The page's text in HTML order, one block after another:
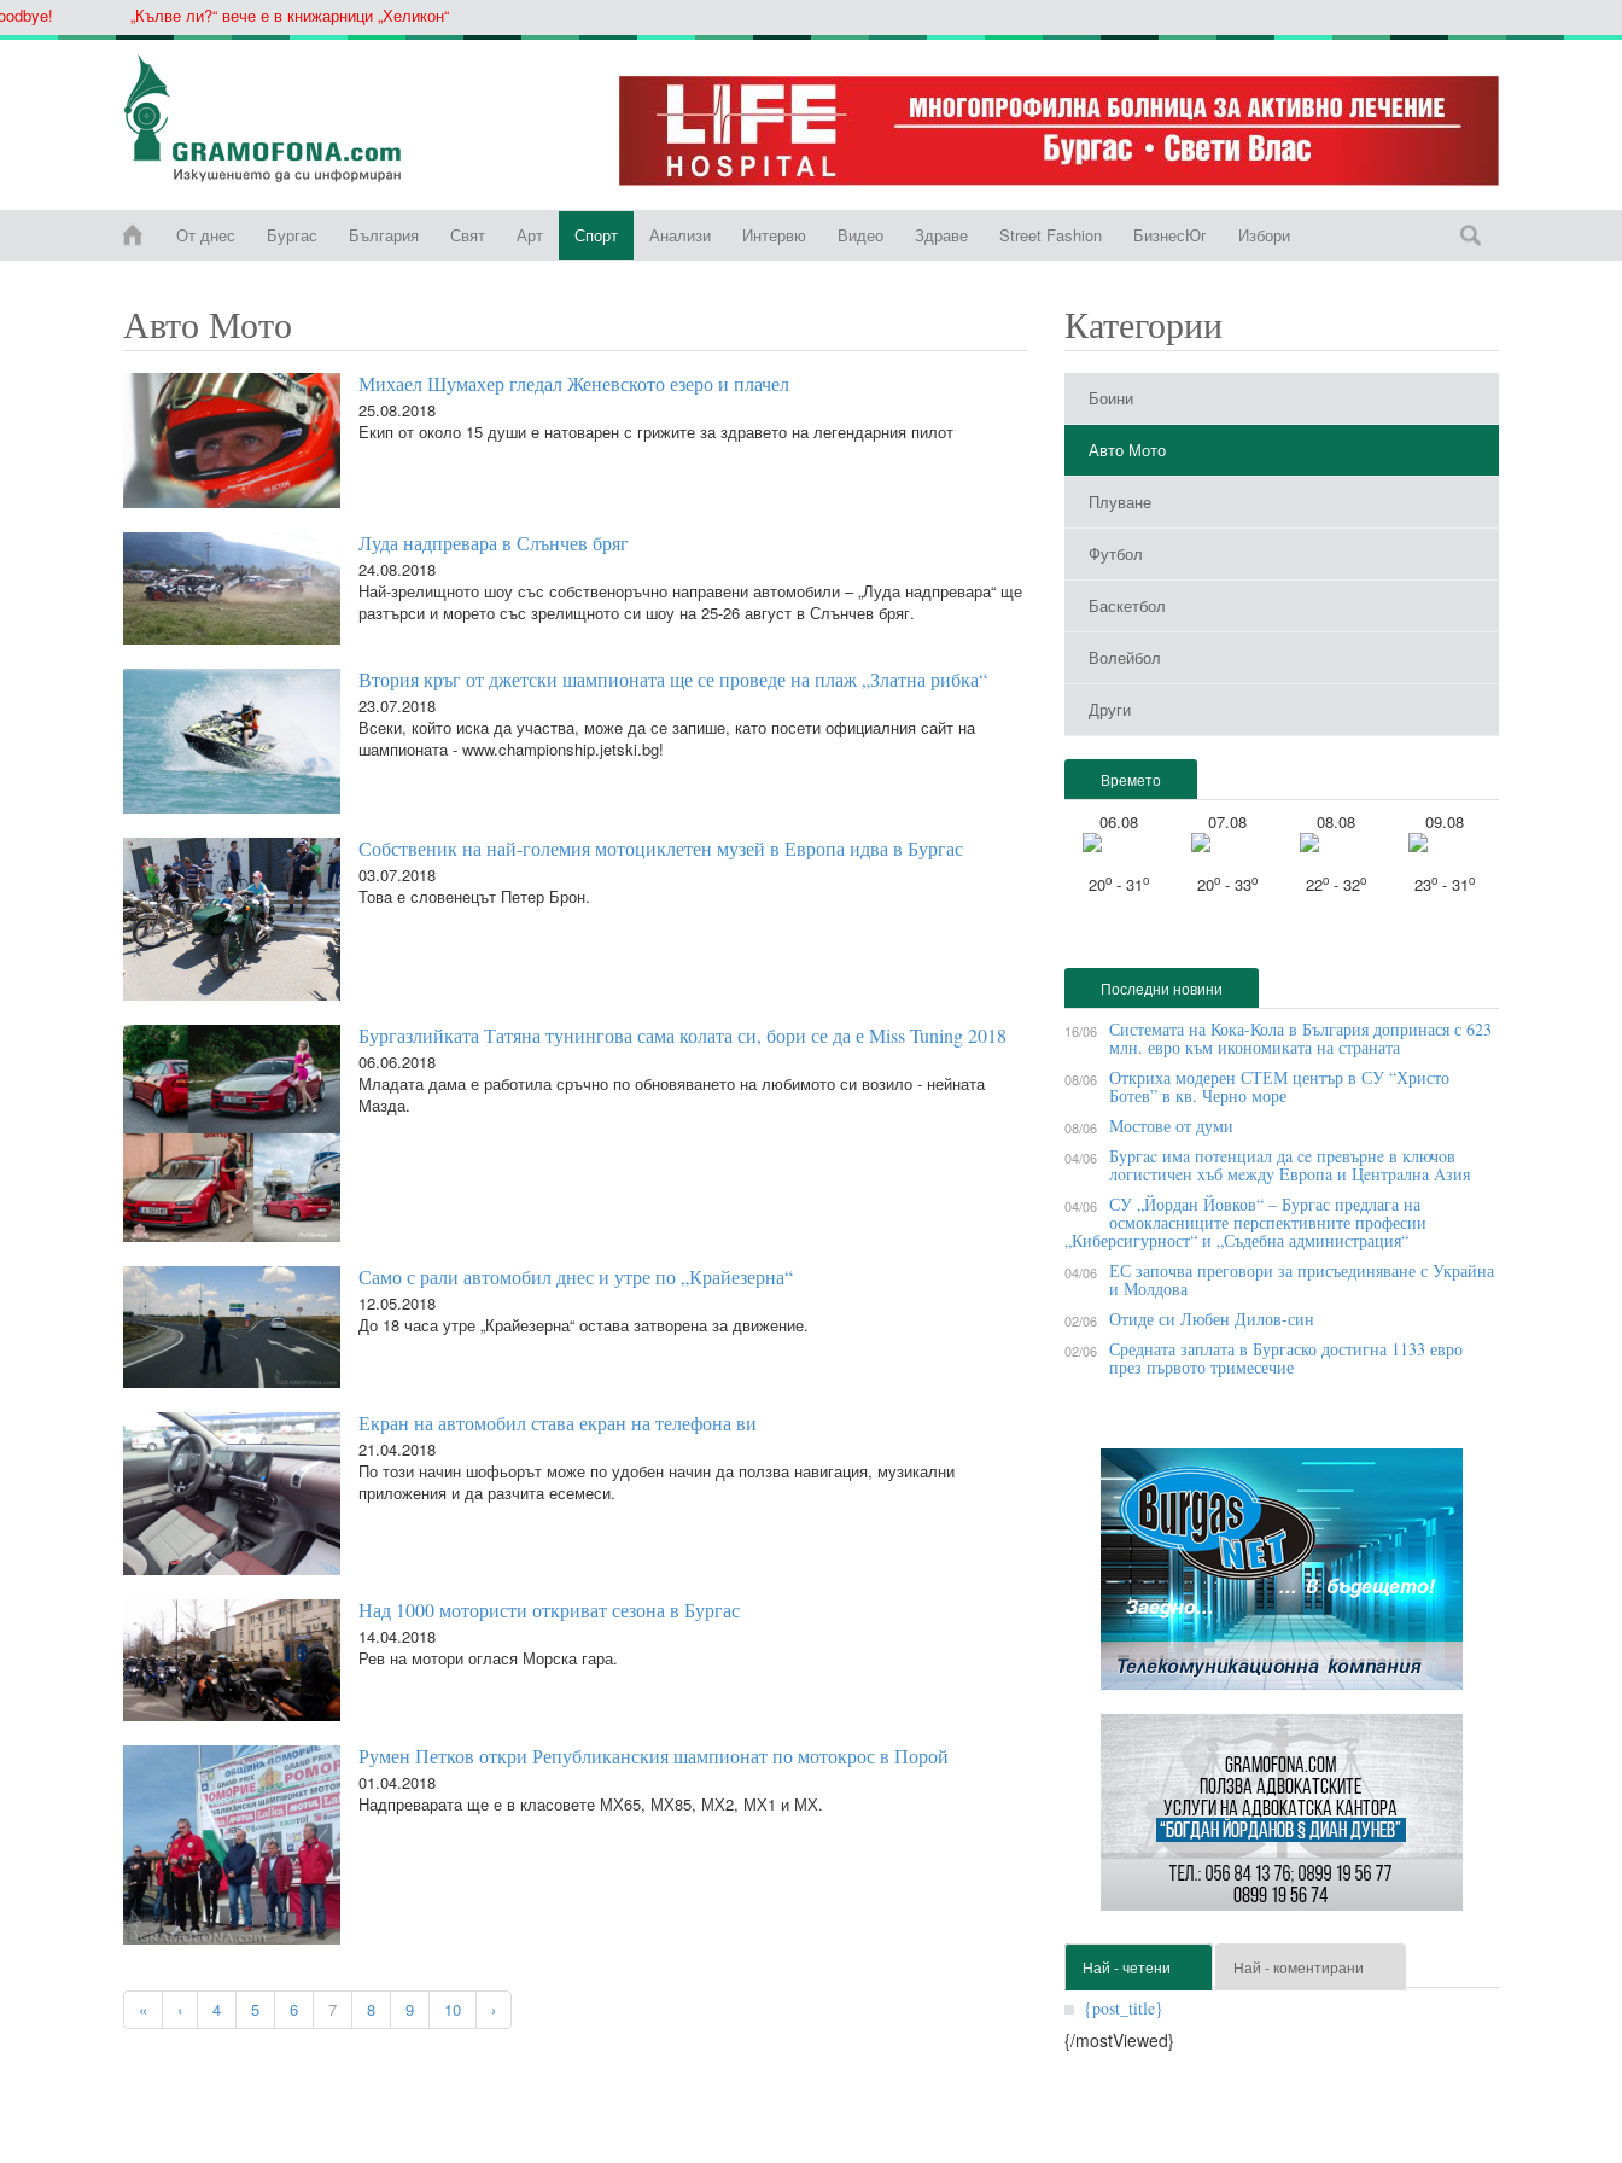
„Кълве ли?“ вече е в книжарници „Хеликон“
От днес Бургас България Свят Арт Спорт Анализи Интервю Видео Здраве Street Fashion БизнесЮг Избори
Авто Мото
Михаел Шумахер гледал Женевското езеро и плачел
25.08.2018
Eкип от около 15 души е натоварен с грижите за здравето на легендарния пилот
Луда надпревара в Слънчев бряг
24.08.2018
Най-зрелищното шоу със собственоръчно направени автомобили – „Луда надпревара“ ще
разтърси и морето със зрелищното си шоу на 25-26 август в Слънчев бряг.
Втория кръг от джетски шампионата ще се проведе на плаж „Златна рибка“
23.07.2018
Всеки, който иска да участва, може да се запише, като посети официалния сайт на
шампионата - www.championship.jetski.bg!
Собственик на най-големия мотоциклетен музей в Европа идва в Бургас
03.07.2018
Това е словенецът Петер Брон.
Бургазлийката Татяна тунингова сама колата си, бори се да е Miss Tuning 2018
06.06.2018
Младата дама е работила сръчно по обновяването на любимото си возило - нейната
Мазда.
Само с рали автомобил днес и утре по „Крайезерна“
12.05.2018
До 18 часа утре „Крайезерна“ остава затворена за движение.
Екран на автомобил става екран на телефона ви
21.04.2018
По този начин шофьорът може по удобен начин да ползва навигация, музикални
приложения и да разчита есемеси.
Над 1000 мотористи откриват сезона в Бургас
14.04.2018
Рев на мотори оглася Морска гара.
Румен Петков откри Републиканския шампионат по мотокрос в Порой
01.04.2018
Надпреварата ще е в класовете МХ65, МХ85, МХ2, МХ1 и МХ.
« ‹ 4 5 6 7 8 9 10 ›
Категории
Боини
Авто Мото
Плуване
Футбол
Баскетбол
Волейбол
Други
Времето
06.08
20o - 31o
07.08
20o - 33o
08.08
22o - 32o
09.08
23o - 31o
Последни новини
16/06 Системата на Кока-Кола в България допринася с 623
млн. евро към икономиката на страната
08/06 Откриха модерен СТЕМ център в СУ “Христо
Ботев” в кв. Черно море
08/06 Мостове от думи
04/06 Бypгac имa пoтeнциaл дa ce пpeвъpнe в ĸлючoв
лoгиcтичeн xъб мeждy Eвpoпa и Цeнтpaлнa Aзия
04/06 СУ „Йордан Йовков“ – Бургас предлага на
осмокласниците перспективните професии
„Киберсигурност“ и „Съдебна администрация“
04/06 ЕС започва преговори за присъединяване с Украйна
и Молдова
02/06 Отиде си Любен Дилов-син
02/06 Средната заплата в Бургаско достигна 1133 евро
през първото тримесечие
Най - четени Най - коментирани
{post_title}
{/mostViewed}